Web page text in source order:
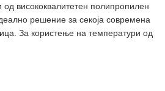
висококвалитетен полипропилен
решение за секоја современа
За користење на температури од